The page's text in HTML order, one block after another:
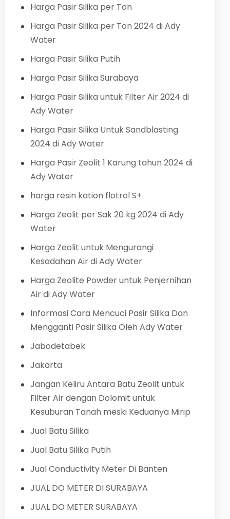
Harga Pasir Silika per Ton
Harga Pasir Silika per Ton 2024 di Ady
Water
Harga Pasir Silika Putih
Harga Pasir Silika Surabaya
Harga Pasir Silika untuk Filter Air 2024 di
Ady Water
Harga Pasir Silika Untuk Sandblasting
2024 di Ady Water
Harga Pasir Zeolit 1 Karung tahun 2024 di
Ady Water
harga resin kation flotrol S+
Harga Zeolit per Sak 20 kg 2024 di Ady
Water
Harga Zeolit untuk Mengurangi
Kesadahan Air di Ady Water
Harga Zeolite Powder untuk Penjernihan
Air di Ady Water
Informasi Cara Mencuci Pasir Silika Dan
Mengganti Pasir Silika Oleh Ady Water
Jabodetabek
Jakarta
Jangan Keliru Antara Batu Zeolit untuk
Filter Air dengan Dolomit untuk
Kesuburan Tanah meski Keduanya Mirip
Jual Batu Silika
Jual Batu Silika Putih
Jual Conductivity Meter Di Banten
JUAL DO METER DI SURABAYA
JUAL DO METER SURABAYA